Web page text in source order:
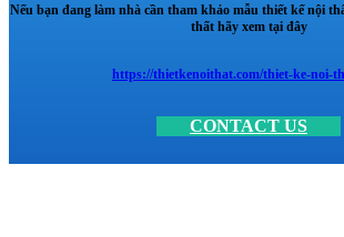
Nếu bạn đang làm nhà cần tham khảo mẫu thiết kế nội
thất hãy xem tại đây
https://thietkenoithat.com/thiet-ke-noi-
CONTACT US